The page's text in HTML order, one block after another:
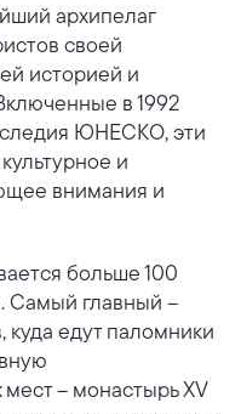
архипелаг
своей
историей и
в 1992
ЮНЕСКО, эти
и
внимания и
больше 100
Самый главный –
едут паломники
– монастырь XV